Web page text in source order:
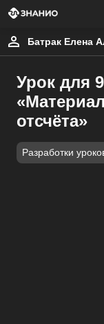
Батрак Елена
Урок для
отсчёта»
Разработки